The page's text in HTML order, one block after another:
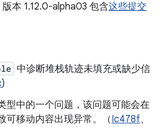
版本 1.12.0-alpha03 包含这些提交
中诊断堆栈轨迹未填充或缺少信
)
型中的一个问题，该问题可能会在
可移动内容出现异常。（Ic478f、